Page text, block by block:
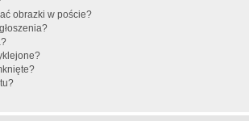
obrazki w poście?